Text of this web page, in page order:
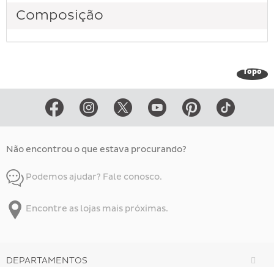
Composição
Topo
Não encontrou o que estava procurando?
Podemos ajudar? Fale conosco.
Encontre as lojas mais próximas.
DEPARTAMENTOS